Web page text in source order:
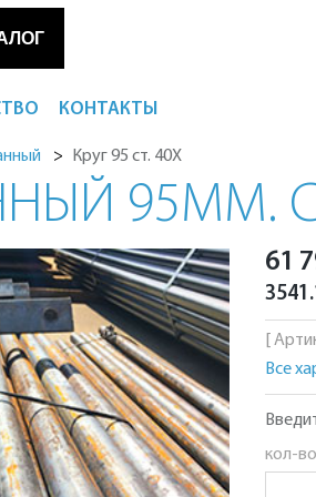
КОНТАКТЫ
Круг 95 ст. 40Х
95ММ.
61
[
Все
кол-